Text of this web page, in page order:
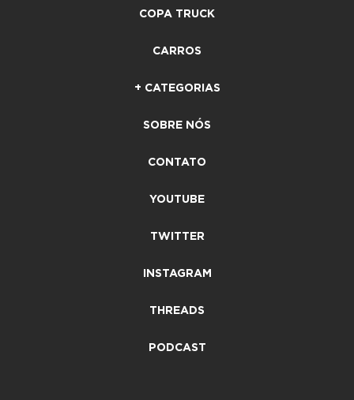
COPA TRUCK
CARROS
+ CATEGORIAS
SOBRE NÓS
CONTATO
YOUTUBE
TWITTER
INSTAGRAM
THREADS
PODCAST